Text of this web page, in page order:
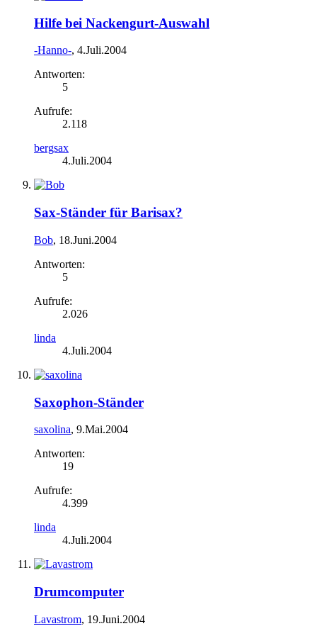
Hilfe bei Nackengurt-Auswahl
-Hanno-, 4.Juli.2004
Antworten:
5
Aufrufe:
2.118
bergsax
4.Juli.2004
Sax-Ständer für Barisax?
Bob, 18.Juni.2004
Antworten:
5
Aufrufe:
2.026
linda
4.Juli.2004
Saxophon-Ständer
saxolina, 9.Mai.2004
Antworten:
19
Aufrufe:
4.399
linda
4.Juli.2004
Drumcomputer
Lavastrom, 19.Juni.2004